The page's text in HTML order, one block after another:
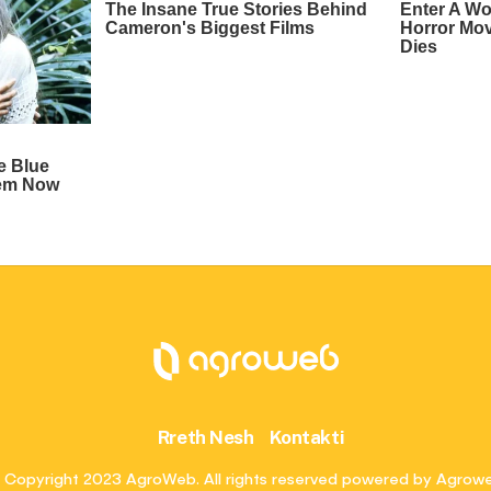
Rreth Nesh Kontakti
2023 AgroWeb. All rights reserved powered by